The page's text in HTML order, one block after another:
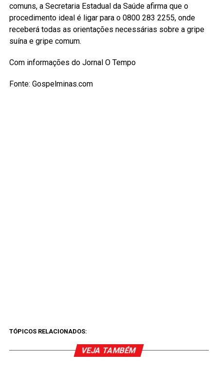
comuns, a Secretaria Estadual da Saúde afirma que o
procedimento ideal é ligar para o 0800 283 2255, onde
receberá todas as orientações necessárias sobre a gripe
suína e gripe comum.
Com informações do Jornal O Tempo
Fonte: Gospelminas.com
TÓPICOS RELACIONADOS:
VEJA TAMBÉM